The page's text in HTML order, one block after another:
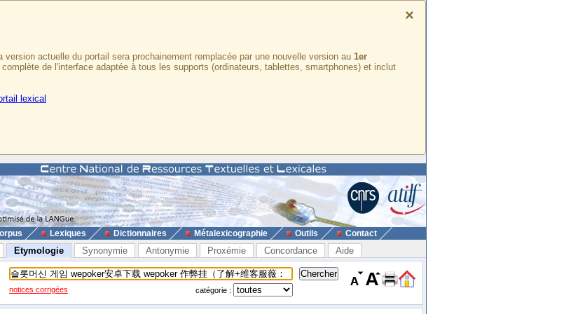
×
actuelle du portail sera prochainement remplacée par une nouvelle version au 1er
de l'interface adaptée à tous les supports (ordinateurs, tablettes, smartphones) et inclut
lexical
Lexiques Dictionnaires Métalexicographie Outils Contact
Etymologie Synonymie Antonymie Proxémie Concordance Aide
notices corrigées catégorie :